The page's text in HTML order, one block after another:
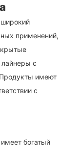
применений,
с
имеют
с
богатый